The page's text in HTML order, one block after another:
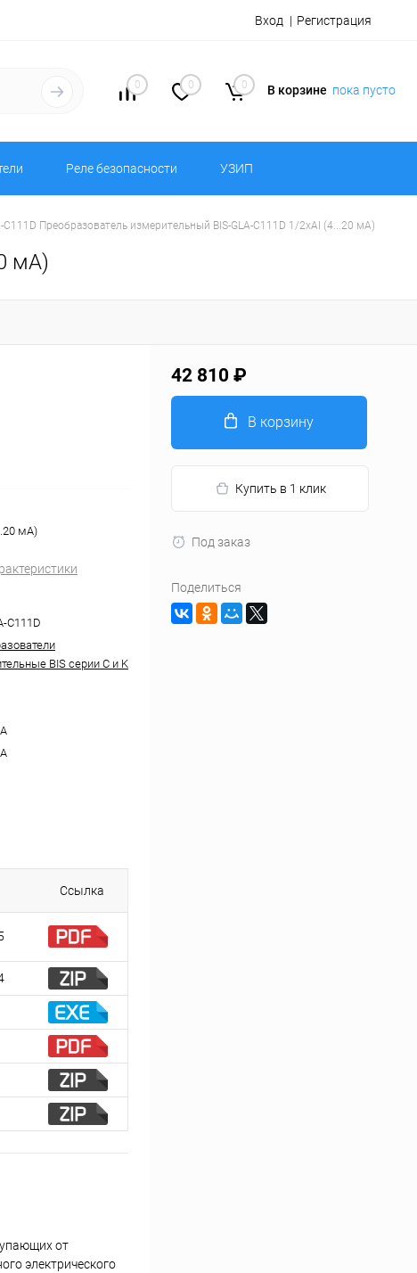
Вход Регистрация
0 0 0 В корзине пока пусто
Реле безопасности УЗИП
C111D Преобразователь измерительный BIS-GLA-C111D 1/2хAI (4...20 мА)
мА)
мА)
C111D
BIS серии С и K
Ссылка
от
электрического
42 810 ₽
В корзину
Купить в 1 клик
Под заказ
Поделиться